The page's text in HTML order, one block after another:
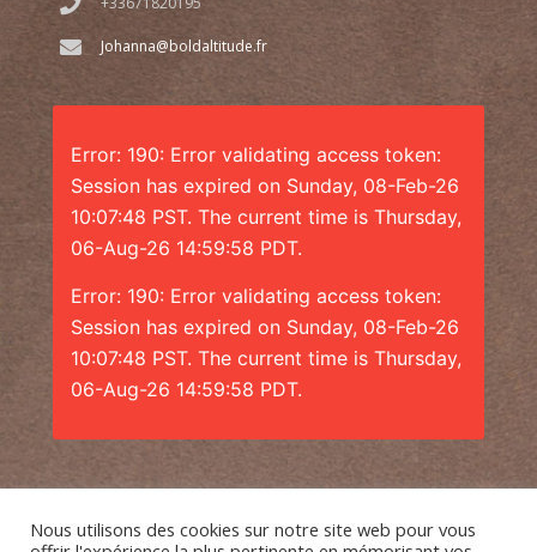
Johanna@boldaltitude.fr
Error: 190: Error validating access token:
Session has expired on Sunday, 08-Feb-26
10:07:48 PST. The current time is Thursday,
06-Aug-26 14:59:58 PDT.
Error: 190: Error validating access token:
Session has expired on Sunday, 08-Feb-26
10:07:48 PST. The current time is Thursday,
06-Aug-26 14:59:58 PDT.
Nous utilisons des cookies sur notre site web pour vous